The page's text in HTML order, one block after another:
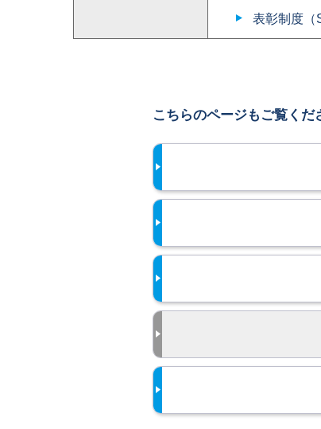
表彰制度（
こちらのページもご覧くだ